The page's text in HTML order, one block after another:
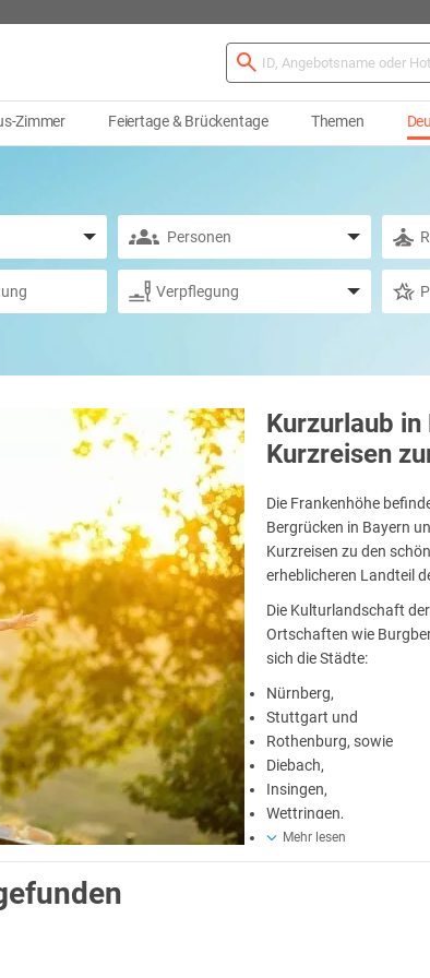
Zimmer Feiertage & Brückentage Themen
Kurzurlaub in
Kurzreisen
Die Frankenhöhe
Bergrücken in Bayern
Kurzreisen zu den
erheblicheren Landteil
Die Kulturlandschaft
Ortschaften wie
sich die Städte:
Nürnberg,
Stuttgart und
Rothenburg, sowie
Diebach,
Insingen,
Wettringen,
Wörnitz,
und Tannen geprägt, während gen Osten Fichten und
Mehr lesen